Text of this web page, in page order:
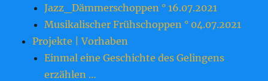
Jazz_Dämmerschoppen ° 16.07.2021
Musikalischer Frühschoppen ° 04.07.2021
Projekte | Vorhaben
Einmal eine Geschichte des Gelingens
erzählen …